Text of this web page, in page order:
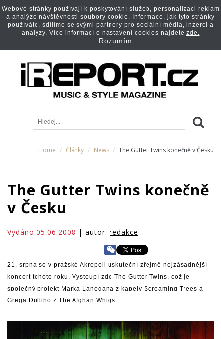
Home Články News The Gutter Twins konečně v Česku
The Gutter Twins konečně
v Česku
Vydáno 05.06.2008 | autor: redakce
21. srpna se v pražské Akropoli uskuteční zřejmě nejzásadnější
koncert tohoto roku. Vystoupí zde The Gutter Twins, což je
společný projekt Marka Lanegana z kapely Screaming Trees a
Grega Dulliho z The Afghan Whigs.
Webové stránky používají k poskytování služeb, personalizaci reklam
a analýze návštěvnosti soubory cookie. Informace, jak tyto stránky
používáte, sdílíme se svými partnery pro sociální média, inzerci a
analýzy. Více informací o nastavení cookies najdete zde.
Rozumím